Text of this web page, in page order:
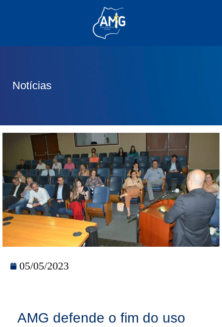
Notícias
05/05/2023
AMG defende o fim do uso